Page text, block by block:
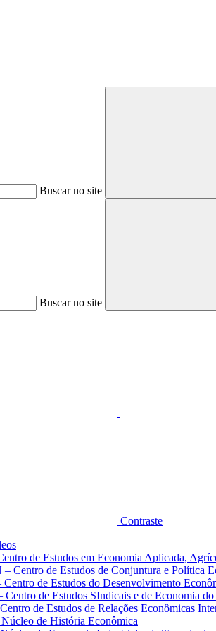
Buscar no site
Buscar no site
Contraste
de Estudos em Economia Aplicada,
Centro de Estudos de Conjuntura e Política
de Estudos do Desenvolvimento
Centro de Estudos SIndicais e de Economia
de Estudos de Relações Econômicas
de História Econômica